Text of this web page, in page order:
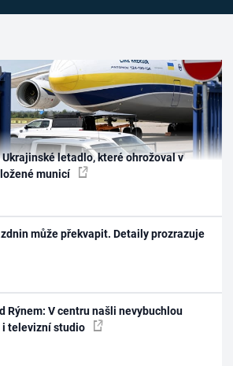
letadlo, které ohrožoval v
municí
může překvapit. Detaily prozrazuje
Rýnem: V centru našli nevybuchlou
i televizní studio